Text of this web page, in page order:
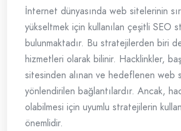
İnternet dünyasında web sitelerinin
yükseltmek için kullanılan çeşitli SEO
bulunmaktadır. Bu stratejilerden biri
hizmetleri olarak bilinir. Hacklinkler,
sitesinden alınan ve hedeflenen web
yönlendirilen bağlantılardır. Ancak,
olabilmesi için uyumlu stratejilerin
önemlidir.